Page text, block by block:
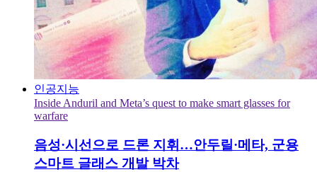
인공지능
Inside Anduril and Meta’s quest to make smart glasses for
warfare
음성·시선으로 드론 지휘…안두릴·메타, 군용
스마트 글래스 개발 박차